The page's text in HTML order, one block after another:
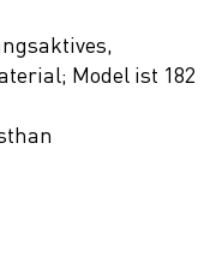
Model ist 182